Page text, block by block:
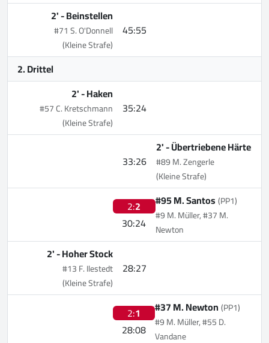
45:55
2' -Beinstellen
#71 S. O'Donnell
(Kleine Strafe)
2. Drittel
35:24
2' -Haken
#57 C. Kretschmann
(Kleine Strafe)
33:26
2' -Übertriebene Härte
#89 M. Zengerle
(Kleine Strafe)
2:2
30:24
#95 M. Santos(PP1)
#9 M. Müller, #37 M.
Newton
28:27
2' -Hoher Stock
#13 F. Ilestedt
(Kleine Strafe)
2:1
28:08
#37 M. Newton (PP1)
#9 M. Müller, #55 D.
Vandane